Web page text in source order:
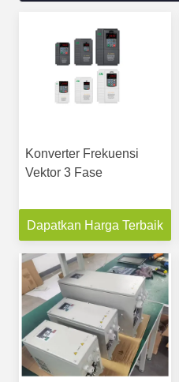
Konverter Frekuensi
Vektor 3 Fase
Dapatkan Harga Terbaik